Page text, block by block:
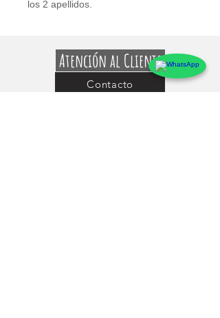
los 2 apellidos.
Atención al Cliente
Contacto